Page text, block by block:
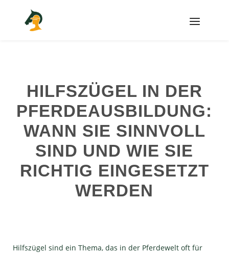
HILFSZÜGEL IN DER
PFERDEAUSBILDUNG:
WANN SIE SINNVOLL
SIND UND WIE SIE
RICHTIG EINGESETZT
WERDEN
Hilfszügel sind ein Thema, das in der Pferdewelt oft für